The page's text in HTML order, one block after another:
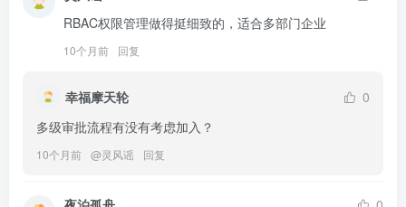
RBAC权限管理做得挺细致的，适合多部门企业
10个月前 回复
幸福摩天轮
0
多级审批流程有没有考虑加入？
10个月前 @灵风谣 回复